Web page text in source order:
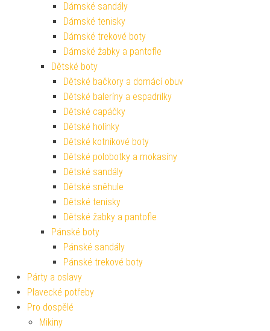
Dámské sandály
Dámské tenisky
Dámské trekové boty
Dámské žabky a pantofle
Dětské boty
Dětské bačkory a domácí obuv
Dětské baleríny a espadrilky
Dětské capáčky
Dětské holínky
Dětské kotníkové boty
Dětské polobotky a mokasíny
Dětské sandály
Dětské sněhule
Dětské tenisky
Dětské žabky a pantofle
Pánské boty
Pánské sandály
Pánské trekové boty
Párty a oslavy
Plavecké potřeby
Pro dospělé
Mikiny